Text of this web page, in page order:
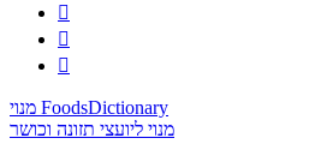



מנוי FoodsDictionary
מנוי ליועצי תזונה וכושר